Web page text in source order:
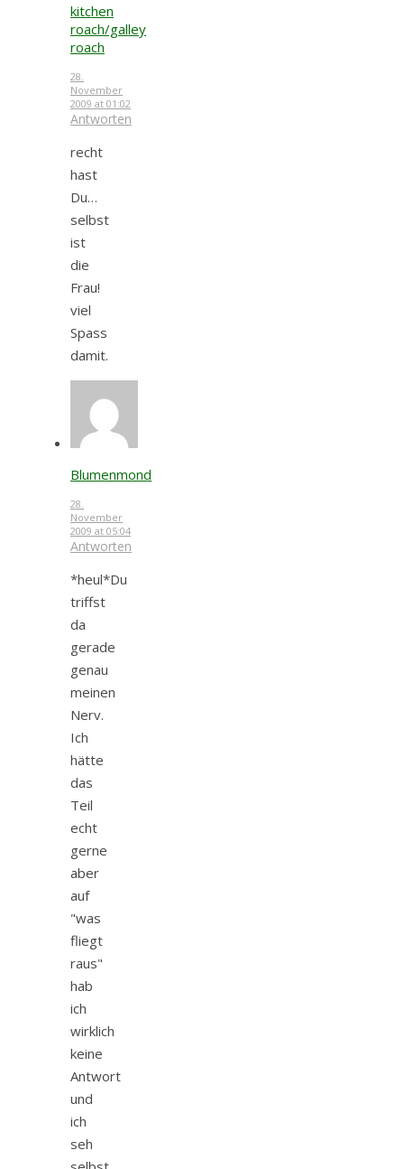
kitchen
roach/galley
roach
28.
November
2009 at 01:02
Antworten
recht
hast
Du…
selbst
ist
die
Frau!
viel
Spass
damit.
Blumenmond
28.
November
2009 at 05:04
Antworten
*heul*Du
triffst
da
gerade
genau
meinen
Nerv.
Ich
hätte
das
Teil
echt
gerne
aber
auf
"was
fliegt
raus"
hab
ich
wirklich
keine
Antwort
und
ich
seh